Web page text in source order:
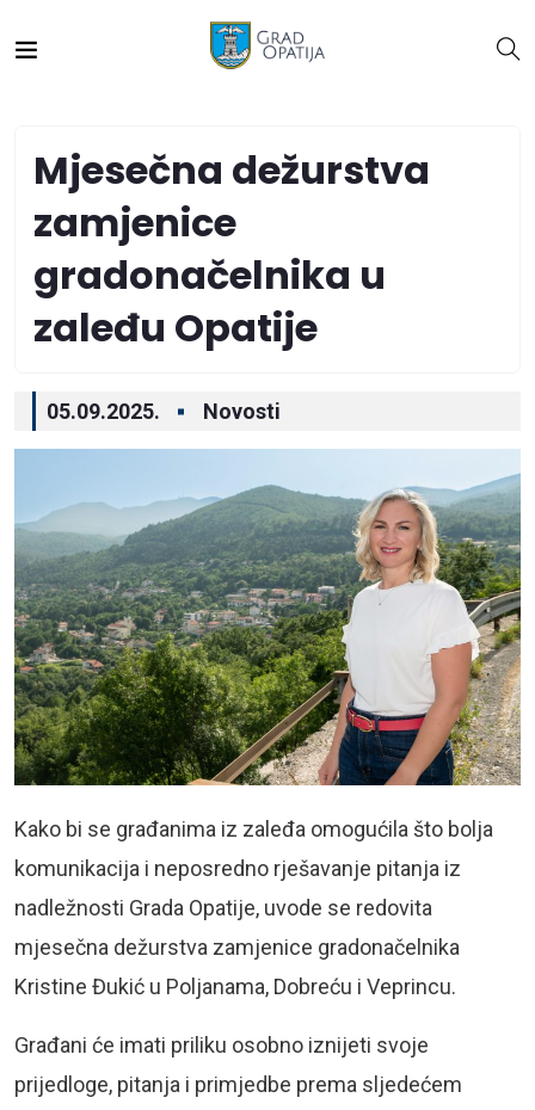
Mjesečna dežurstva
zamjenice
gradonačelnika u
zaleđu Opatije
05.09.2025. Novosti
Kako bi se građanima iz zaleđa omogućila što bolja
komunikacija i neposredno rješavanje pitanja iz
nadležnosti Grada Opatije, uvode se redovita
mjesečna dežurstva zamjenice gradonačelnika
Kristine Đukić u Poljanama, Dobreću i Veprincu.
Građani će imati priliku osobno iznijeti svoje
prijedloge, pitanja i primjedbe prema sljedećem